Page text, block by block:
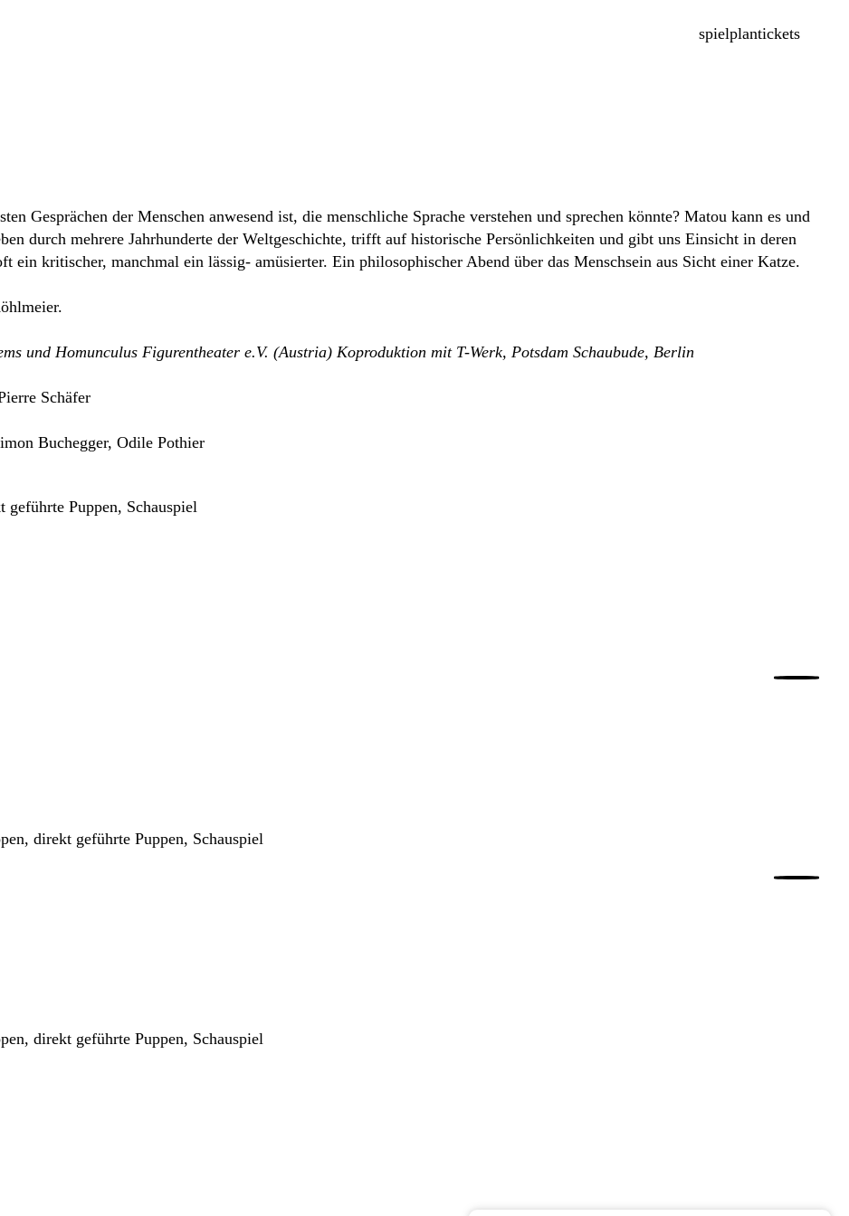
spielplantickets
Gesprächen der Menschen anwesend ist, die menschliche Sprache verstehen und sprechen könnte? Matou kann es und
durch mehrere Jahrhunderte der Weltgeschichte, trifft auf historische Persönlichkeiten und gibt uns Einsicht in deren
kritischer, manchmal ein lässig- amüsierter. Ein philosophischer Abend über das Menschsein aus Sicht einer Katze.
und Homunculus Figurentheater e.V. (Austria) Koproduktion mit T-Werk, Potsdam Schaubude, Berlin
Schäfer
Buchegger, Odile Pothier
geführte Puppen, Schauspiel
direkt geführte Puppen, Schauspiel
direkt geführte Puppen, Schauspiel